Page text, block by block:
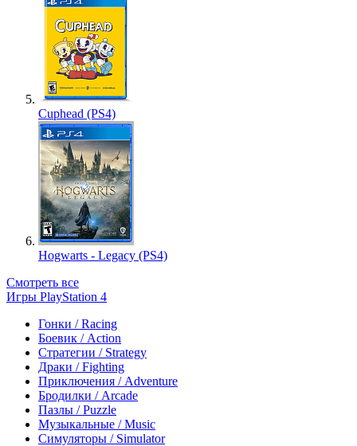
Cuphead (PS4)
Hogwarts - Legacy (PS4)
Смотреть все
Игры PlayStation 4
Гонки / Racing
Боевик / Action
Стратегии / Strategy
Драки / Fighting
Приключения / Adventure
Бродилки / Arcade
Пазлы / Puzzle
Музыкальные / Music
Симуляторы / Simulator